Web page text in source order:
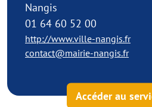
Nangis
01 64 60 52 00
http://www.ville-nangis.fr
contact@mairie-nangis.fr
Accéder au